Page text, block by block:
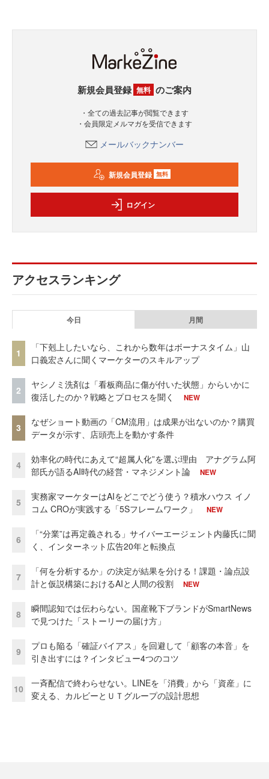
新規会員登録 無料 のご案内
・全ての過去記事が閲覧できます
・会員限定メルマガを受信できます
メールバックナンバー
新規会員登録 無料
ログイン
アクセスランキング
今日 月間
1
「下剋上したいなら、これから数年はボーナスタイム」山
口義宏さんに聞くマーケターのスキルアップ
2
ヤシノミ洗剤は「看板商品に傷が付いた状態」からいかに
復活したのか？戦略とプロセスを聞く
NEW
3
なぜショート動画の「CM流用」は成果が出ないのか？購買
データが示す、店頭売上を動かす条件
4
効率化の時代にあえて“超属人化”を選ぶ理由 アナグラム阿
部氏が語るAI時代の経営・マネジメント論
NEW
5
実務家マーケターはAIをどこでどう使う？積水ハウス イノ
コム CROが実践する「5Sフレームワーク」
NEW
6
「“分業”は再定義される」サイバーエージェント内藤氏に聞
く、インターネット広告20年と転換点
7
「何を分析するか」の決定が結果を分ける！課題・論点設
計と仮説構築におけるAIと人間の役割
NEW
8
瞬間認知では伝わらない。国産靴下ブランドがSmartNews
で見つけた「ストーリーの届け方」
9
プロも陥る「確証バイアス」を回避して「顧客の本音」を
引き出すには？インタビュー4つのコツ
10
一斉配信で終わらせない。LINEを「消費」から「資産」に
変える、カルビーとＵＴグループの設計思想